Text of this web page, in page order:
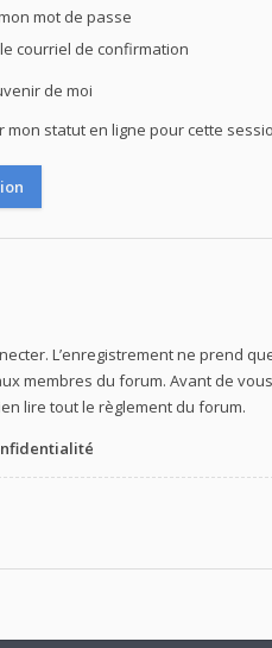
mot de passe
courriel de confirmation
de moi
mon statut en ligne pour cette
L’enregistrement ne prend
membres du forum. Avant de
lire tout le règlement du forum.